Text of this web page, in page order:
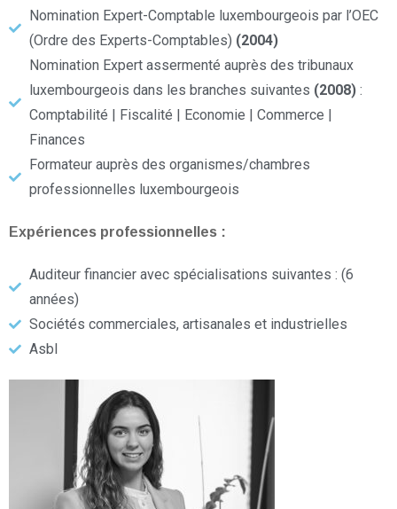
Nomination Expert-Comptable luxembourgeois par l’OEC
(Ordre des Experts-Comptables) (2004)
Nomination Expert assermenté auprès des tribunaux
luxembourgeois dans les branches suivantes (2008):
Comptabilité | Fiscalité | Economie | Commerce |
Finances
Formateur auprès des organismes/chambres
professionnelles luxembourgeois
Expériences professionnelles :
Auditeur financier avec spécialisations suivantes : (6
années)
Sociétés commerciales, artisanales et industrielles
Asbl